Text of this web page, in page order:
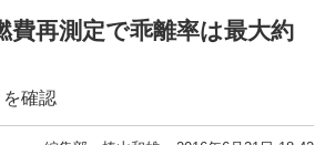
費再測定で乖離率は最大約
確認